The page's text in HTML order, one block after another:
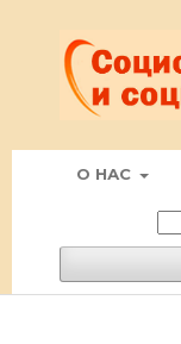
О НАС